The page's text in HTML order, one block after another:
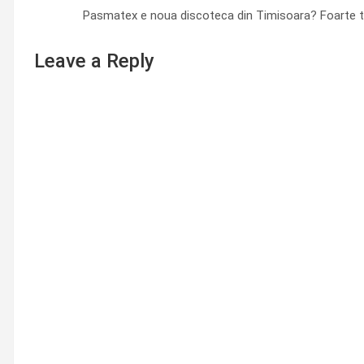
Pasmatex e noua discoteca din Timisoara? Foarte
Leave a Reply